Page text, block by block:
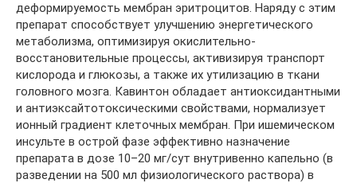
деформируемость мембран эритроцитов. Наряду с этим
препарат способствует улучшению энергетического
метаболизма, оптимизируя окислительно-
восстановительные процессы, активизируя транспорт
кислорода и глюкозы, а также их утилизацию в ткани
головного мозга. Кавинтон обладает антиоксидантными
и антиэксайтотоксическими свойствами, нормализует
ионный градиент клеточных мембран. При ишемическом
инсульте в острой фазе эффективно назначение
препарата в дозе 10–20 мг/сут внутривенно капельно (в
разведении на 500 мл физиологического раствора) в